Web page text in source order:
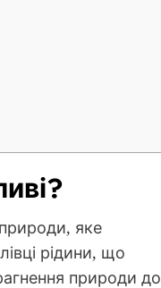
яке
рідини, що
природи до